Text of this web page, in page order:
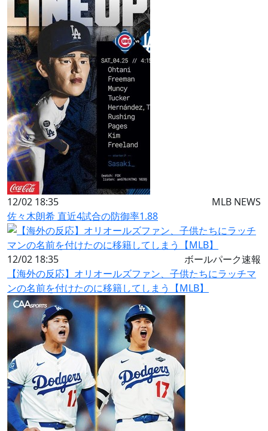
12/02 18:35
MLB NEWS
佐々木朗希 直近4試合の防御率1.88
12/02 18:35
ボールパーク速報
【海外の反応】オリオールズファン、子供たちにラッチマ
ンの名前を付けたのに移籍してしまう【MLB】